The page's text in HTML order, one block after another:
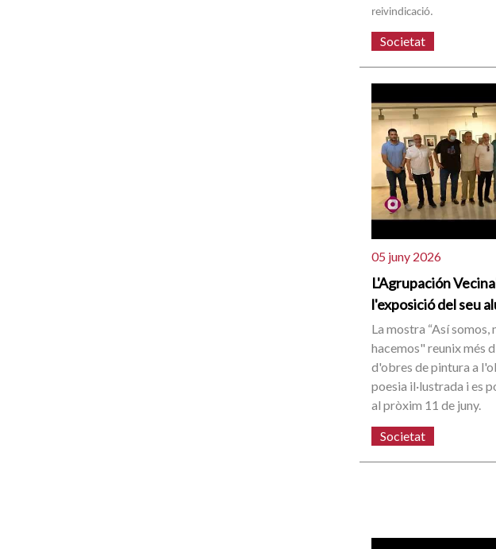
reivindicació.
Societat
05 juny 2026
L'Agrupación
l'exposició del seu
La mostra “Así somos,
hacemos" reunix més
d'obres de pintura a
poesia il·lustrada i es
al pròxim 11 de juny.
Societat